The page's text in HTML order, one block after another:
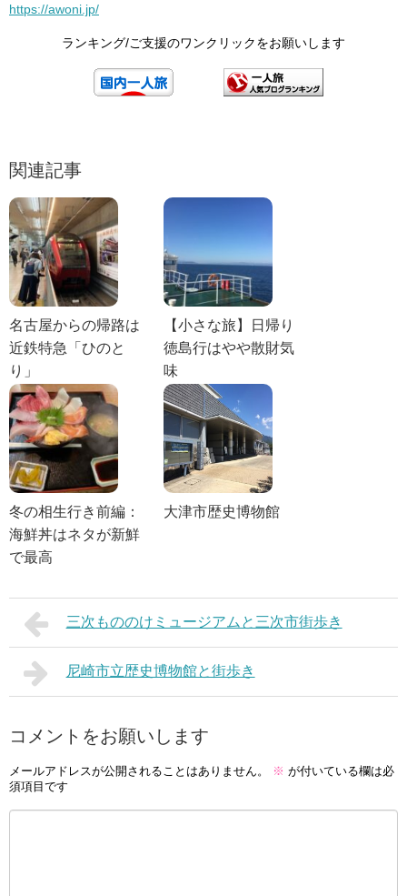
https://awoni.jp/
ランキング/ご支援のワンクリックをお願いします
関連記事
名古屋からの帰路は
近鉄特急「ひのと
り」
【小さな旅】日帰り
徳島行はやや散財気
味
冬の相生行き前編：
海鮮丼はネタが新鮮
で最高
大津市歴史博物館
三次もののけミュージアムと三次市街歩き
尼崎市立歴史博物館と街歩き
コメントをお願いします
メールアドレスが公開されることはありません。 ※ が付いている欄は必
須項目です